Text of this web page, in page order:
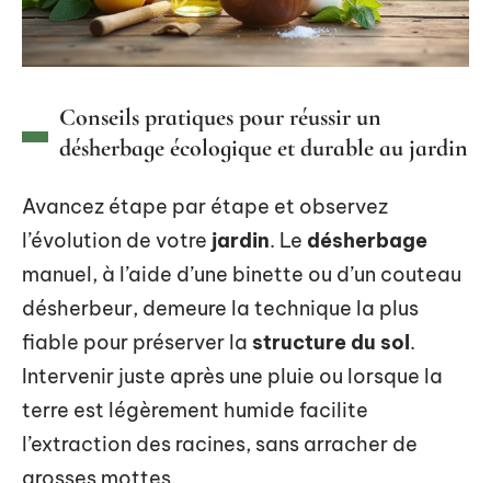
Conseils pratiques pour réussir un
désherbage écologique et durable au jardin
Avancez étape par étape et observez
l’évolution de votre jardin. Le désherbage
manuel, à l’aide d’une binette ou d’un couteau
désherbeur, demeure la technique la plus
fiable pour préserver la structure du sol.
Intervenir juste après une pluie ou lorsque la
terre est légèrement humide facilite
l’extraction des racines, sans arracher de
grosses mottes.